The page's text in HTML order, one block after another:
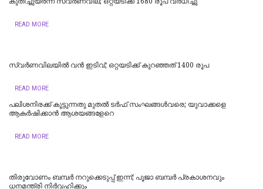
READ MORE
സ്വർണവിലയിൽ വൻ ഇടിവ്; ഒറ്റയടിക്ക് കുറഞ്ഞത് 1400 രൂപ
READ MORE
പലിശനിരക്ക് കൂട്ടുന്നതു മുതൽ ടർഫ് സംഘങ്ങൾവരെ; യുവാക്കളെ
ആകർഷിക്കാൻ ആശയങ്ങളേറെ
READ MORE
തിരുവോണം ബമ്പർ നറുക്കെടുപ്പ് ഇന്ന്; പൂജാ ബമ്പർ പ്രകാശനവും
ധനമന്ത്രി നിർവഹിക്കും